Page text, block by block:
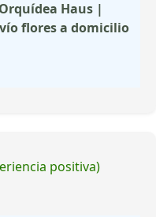
Haus |
flores a domicilio
positiva)